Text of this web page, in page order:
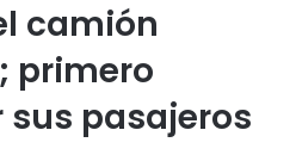
camión
primero
pasajeros